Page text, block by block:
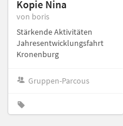
Kopie Nina
von boris
Stärkende Aktivitäten
Jahresentwicklungsfahrt
Kronenburg
Gruppen-Parcous